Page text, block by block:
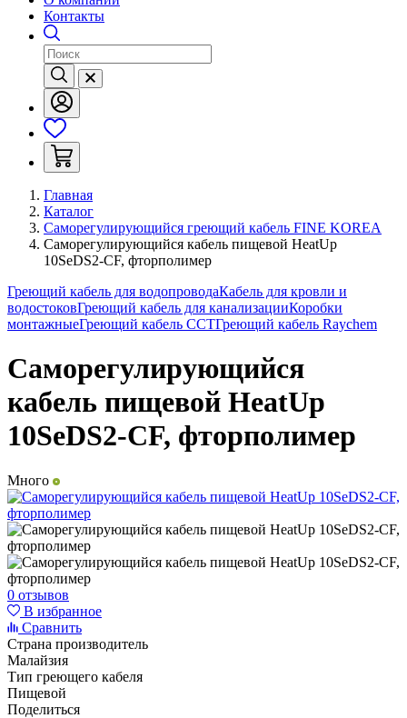
Контакты
Главная
Каталог
Саморегулирующийся греющий кабель FINE KOREA
Саморегулирующийся кабель пищевой HeatUp
10SeDS2-CF, фторполимер
Греющий кабель для водопроводаКабель для кровли и
водостоковГреющий кабель для канализацииКоробки
монтажныеГреющий кабель ССТГреющий кабель Raychem
Саморегулирующийся
кабель пищевой HeatUp
10SeDS2-CF, фторполимер
Много
0 отзывов
В избранное
Сравнить
Страна производитель
Малайзия
Тип греющего кабеля
Пищевой
Поделиться